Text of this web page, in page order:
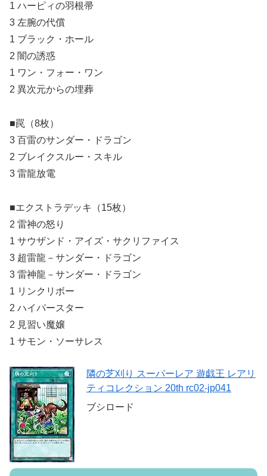
1 ハーピィの羽根帚
3 左腕の代償
1 ブラック・ホール
2 闇の誘惑
1 ワン・フォー・ワン
2 異次元からの埋葬
■罠（8枚）
3 百雷のサンダー・ドラゴン
2 ブレイクスルー・スキル
3 雷龍放電
■エクストラデッキ（15枚）
2 雷神の怒り
1 サウザンド・アイズ・サクリファイス
3 超雷龍－サンダー・ドラゴン
3 雷神龍－サンダー・ドラゴン
1 リンクリボー
2 ハイパースター
2 見習い魔嬢
1 サモン・ソーサレス
隣の芝刈り スーパーレア 遊戯王 レアリ
ティコレクション 20th rc02-jp041
ブシロード